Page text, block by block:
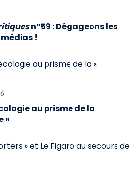
n°59 : Dégageons les
!
au prisme de la
»